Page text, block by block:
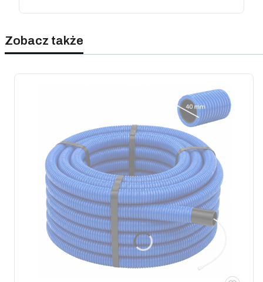
Zobacz także